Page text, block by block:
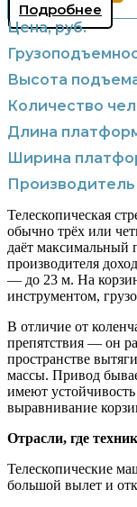
Подробнее
Цена, руб.
Высота
Количество
Длина
Ширина
Производитель
Телескопическая
обычно трёх или
даёт максимальный
производителя
— до 23 м. На
инструментом,
В отличие от
препятствия — он
пространстве
массы. Привод
имеют
выравнивание
Отрасли, где
Телескопические
большой вылет и